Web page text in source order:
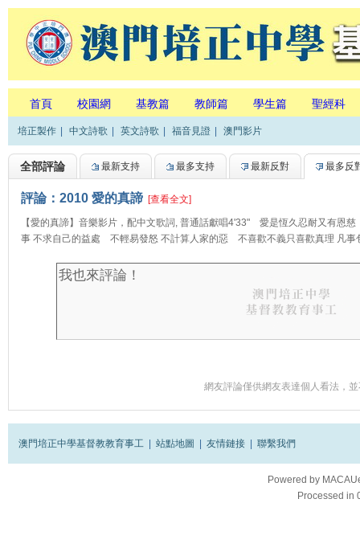
首頁 校園網 基教篇 教師篇 學生篇 聖經科
培正製作 中文詩歌 英文詩歌 福音見證 澳門影片
全部評論 最新支持 最多支持 最新反對 最多反
評論：2010 愛的真諦 [查看全文]
【愛的真諦】音樂影片，配中文歌詞, 普通話獻唱4'33" 愛是恆久忍耐又有
事 不求自己的益處 不輕易發怒 不計算人家的惡 不喜歡不義只喜歡真理 凡事
網友評論僅供網友表達個人看法，
澳門培正中學基督教教育事工 站點地圖 友情鏈接 聯繫我們
Powered by
Processed in